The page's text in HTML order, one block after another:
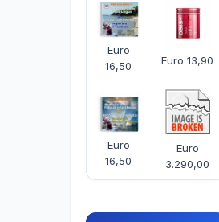
Euro
16,50
Euro 13,90
Euro
16,50
Euro
3.290,00